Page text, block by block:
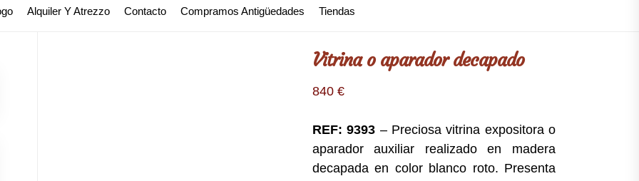
El
Alquiler Y Atrezzo Contacto Compramos Antigüedades Tiendas
Vitrina o aparador decapado
840 €
REF: 9393 – Preciosa vitrina expositora o
aparador auxiliar realizado en madera
decapada en color blanco roto. Presenta